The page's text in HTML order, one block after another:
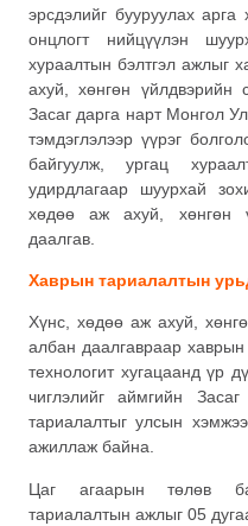
эрсдэлийг бууруулах арга
онцлогт нийцүүлэн
хураалтын бэлтгэл ажлыг
ахуй, хөнгөн
Засаг дарга нарт Монгол
тэмдэглэлээр үүрэг
байгуулж, ургац
удирдлагаар шуурхай
хөдөө аж ахуй, хөнгөн
даалгав.
Хаврын тариалалтын
Хүнс, хөдөө аж ахуй,
албан даалгавраар
технологит хугацаанд үр
чиглэлийг аймгийн
тариалалтыг улсын
ажиллаж байна.
Цаг агаарын төлөв
тариалалтын ажлыг 05